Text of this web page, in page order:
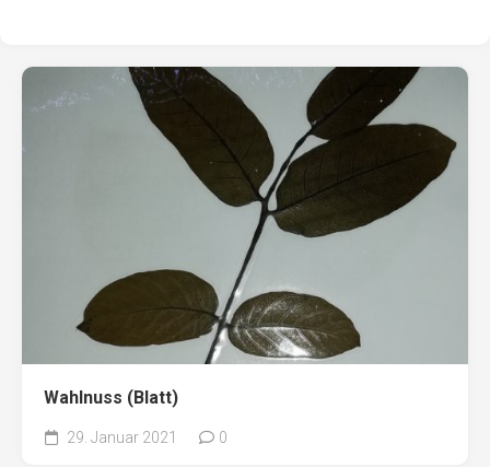
Wahlnuss (Blatt)
29. Januar 2021 0